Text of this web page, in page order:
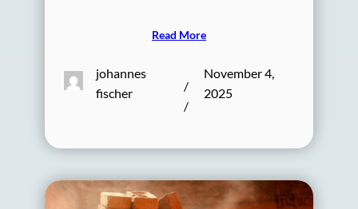
Read More
johannes
fischer
/
/
November 4,
2025